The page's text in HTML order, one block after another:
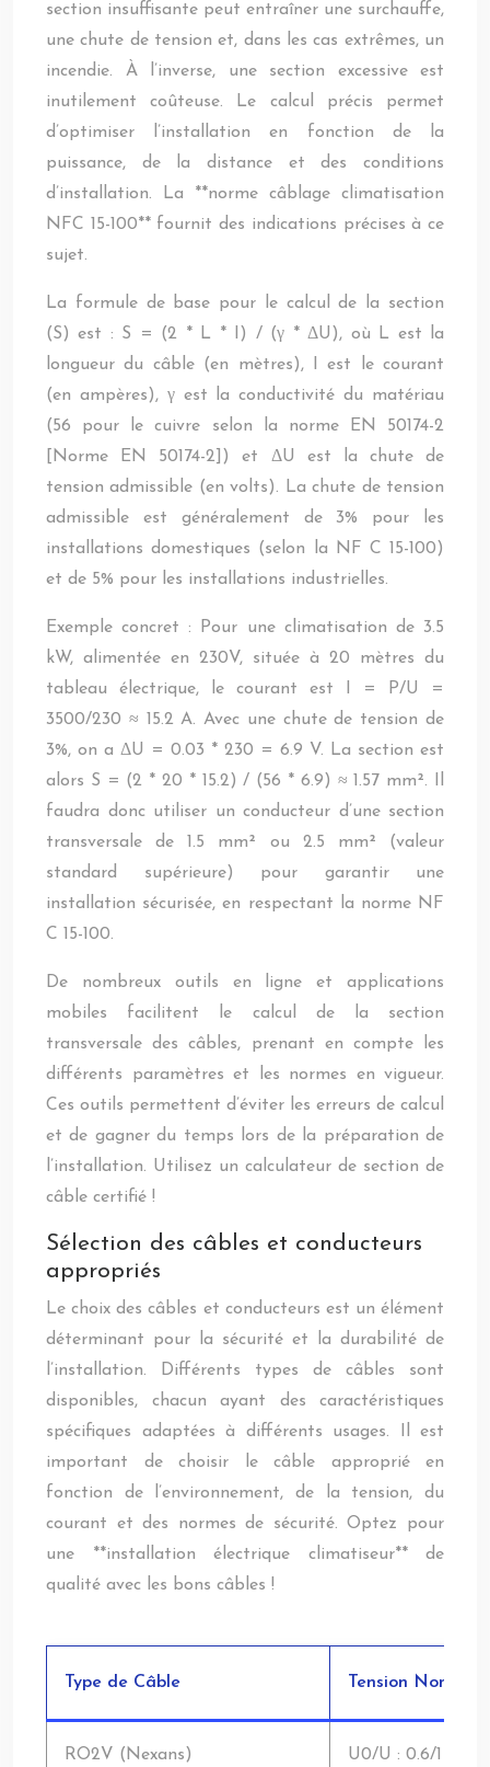
section insuffisante peut entraîner une surchauffe,
une chute de tension et, dans les cas extrêmes, un
incendie. À l’inverse, une section excessive est
inutilement coûteuse. Le calcul précis permet
d’optimiser l’installation en fonction de la
puissance, de la distance et des conditions
d’installation. La **norme câblage climatisation
NFC 15-100** fournit des indications précises à ce
sujet.
La formule de base pour le calcul de la section
(S) est : S = (2 * L * I) / (γ * ΔU), où L est la
longueur du câble (en mètres), I est le courant
(en ampères), γ est la conductivité du matériau
(56 pour le cuivre selon la norme EN 50174-2
[Norme EN 50174-2]) et ΔU est la chute de
tension admissible (en volts). La chute de tension
admissible est généralement de 3% pour les
installations domestiques (selon la NF C 15-100)
et de 5% pour les installations industrielles.
Exemple concret : Pour une climatisation de 3.5
kW, alimentée en 230V, située à 20 mètres du
tableau électrique, le courant est I = P/U =
3500/230 ≈ 15.2 A. Avec une chute de tension de
3%, on a ΔU = 0.03 * 230 = 6.9 V. La section est
alors S = (2 * 20 * 15.2) / (56 * 6.9) ≈ 1.57 mm². Il
faudra donc utiliser un conducteur d’une section
transversale de 1.5 mm² ou 2.5 mm² (valeur
standard supérieure) pour garantir une
installation sécurisée, en respectant la norme NF
C 15-100.
De nombreux outils en ligne et applications
mobiles facilitent le calcul de la section
transversale des câbles, prenant en compte les
différents paramètres et les normes en vigueur.
Ces outils permettent d’éviter les erreurs de calcul
et de gagner du temps lors de la préparation de
l’installation. Utilisez un calculateur de section de
câble certifié !
Sélection des câbles et conducteurs
appropriés
Le choix des câbles et conducteurs est un élément
déterminant pour la sécurité et la durabilité de
l’installation. Différents types de câbles sont
disponibles, chacun ayant des caractéristiques
spécifiques adaptées à différents usages. Il est
important de choisir le câble approprié en
fonction de l’environnement, de la tension, du
courant et des normes de sécurité. Optez pour
une **installation électrique climatiseur** de
qualité avec les bons câbles !
Type de Câble Tension
RO2V (Nexans) U0/U : 0.6/1 kV